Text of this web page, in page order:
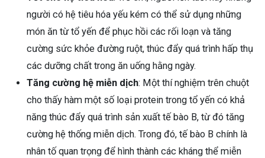
người có hệ tiêu hóa yếu kém có thể sử dụng những
món ăn từ tổ yến để phục hồi các rối loạn và tăng
cường sức khỏe đường ruột, thúc đẩy quá trình hấp thụ
các dưỡng chất trong ăn uống hằng ngày.
Tăng cường hệ miễn dịch: Một thí nghiệm trên chuột
cho thấy hàm một số loại protein trong tổ yến có khả
năng thúc đẩy quá trình sản xuất tế bào B, từ đó tăng
cường hệ thống miễn dịch. Trong đó, tế bào B chính là
nhân tố quan trọng để hình thành các kháng thể miễn